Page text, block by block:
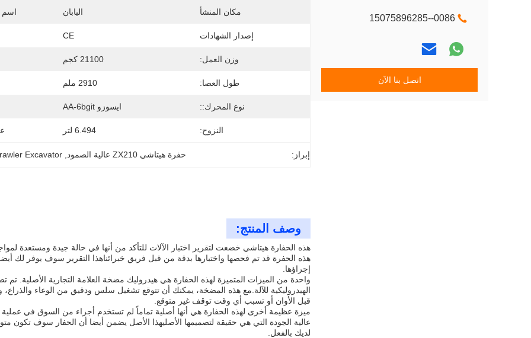
0086--15075896285
اتصل بنا الآن
مكان المنشأ اليابان اسم
إصدار الشهادات CE
وزن العمل: 21100 كجم
طول العصا: 2910 ملم
نوع المحرك:: ايسوزو AA-6bgit
النزوح: 6.494 لتر
إبراز: حفرة هيتاشي ZX210 عالية الصمود ,
Excavator
وصف المنتج:
هذه الحفارة هيتاشي خضعت لتقرير اختبار الآلات للتأكد من أنها في حالة جيدة ومستعدة
هذه الحفرة قد تم فحصها واختبارها بدقة من قبل فريق خبرائناهذا التقرير سوف يوفر لك
إجراؤها.
واحدة من الميزات المتميزة لهذه الحفارة هي هيدروليك مضخة العلامة التجارية الأصلية.
الهيدروليكية للآلة.مع هذه المضخة، يمكنك أن تتوقع تشغيل سلس ودقيق من الوعاء
قبل الأوان أو تسبب أي وقت توقف غير متوقع.
ميزة عظيمة أخرى لهذه الحفارة هي أنها أصلية تماماً لم تستخدم أجزاء من السوق في
عالية الجودة التي هي حقيقة لتصميمها الأصليهذا الأصل يضمن أيضا أن الحفار سوف تكون
لديك بالفعل.